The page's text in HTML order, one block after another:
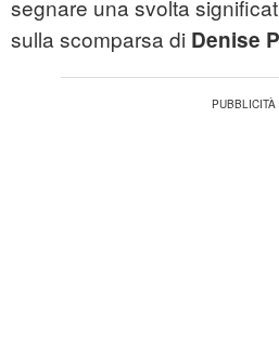
segnare una svolta
sulla scomparsa di Denise